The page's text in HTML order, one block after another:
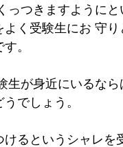
っつきますように
よく受験生にお 守
。
が身近にいるなら
でしょう。
けるというシャレを